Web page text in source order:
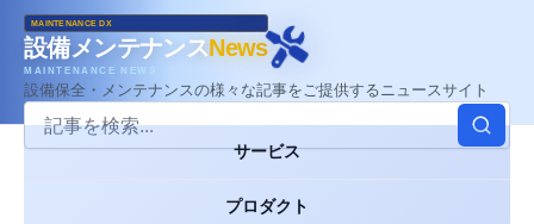
MAINTENANCE DX
設備メンテナンスNews
MAINTENANCE NEWS
設備保全・メンテナンスの様々な記事をご提供するニュースサイト
サービス
プロダクト